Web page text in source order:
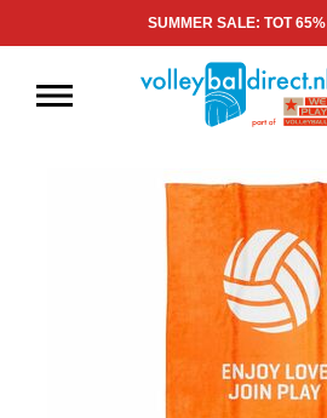
SUMMER SALE: TOT